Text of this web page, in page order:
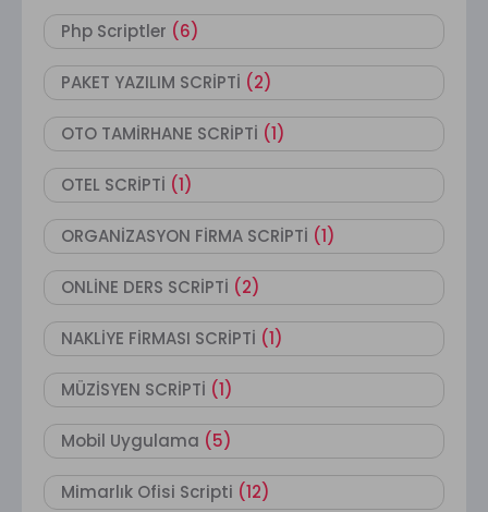
Php Scriptler (6)
PAKET YAZILIM SCRİPTİ (2)
OTO TAMİRHANE SCRİPTİ (1)
OTEL SCRİPTİ (1)
ORGANİZASYON FİRMA SCRİPTİ (1)
ONLİNE DERS SCRİPTİ (2)
NAKLİYE FİRMASI SCRİPTİ (1)
MÜZİSYEN SCRİPTİ (1)
Mobil Uygulama (5)
Mimarlık Ofisi Scripti (12)